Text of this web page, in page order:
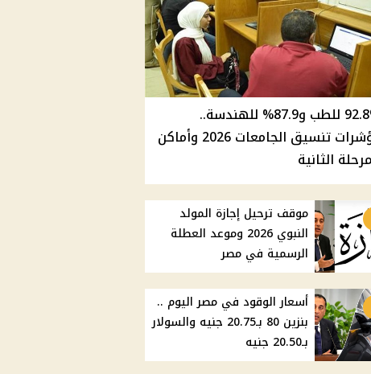
92.8% للطب و87.9% للهندسة..
مؤشرات تنسيق الجامعات 2026 وأماكن
الثانية
موقف ترحيل إجازة المولد
النبوي 2026 وموعد العطلة
الرسمية في مصر
أسعار الوقود في مصر اليوم ..
بنزين 80 بـ20.75 جنيه والسولار
بـ20.50 جنيه